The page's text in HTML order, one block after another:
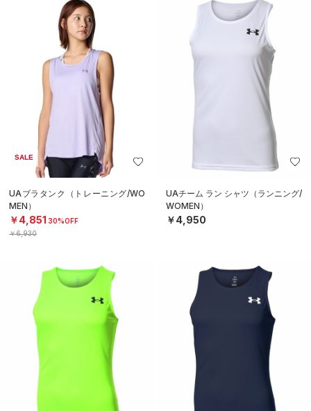
SALE
UAブラタンク（トレーニング/WO
MEN）
￥4,851 30%OFF
￥6,930
UAチーム ラン シャツ（ランニング/
WOMEN）
￥4,950